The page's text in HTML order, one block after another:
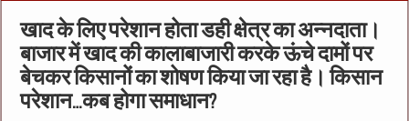
खाद के लिए परेशान होता डही क्षेत्र का अन्नदाता।
बाजार में खाद की कालाबाजारी करके ऊंचे दामों पर
बेचकर किसानों का शोषण किया जा रहा है। किसान
परेशान…कब होगा समाधान?